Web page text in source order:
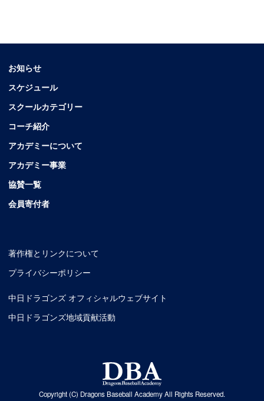
お知らせ
スケジュール
スクールカテゴリー
コーチ紹介
アカデミーについて
アカデミー事業
協賛一覧
会員寄付者
著作権とリンクについて
プライバシーポリシー
中日ドラゴンズ オフィシャルウェブサイト
中日ドラゴンズ地域貢献活動
Copyright (C) Dragons Baseball Academy All Rights Reserved.